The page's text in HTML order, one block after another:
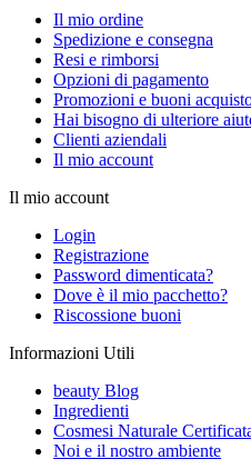
Il mio ordine
Spedizione e consegna
Resi e rimborsi
Opzioni di pagamento
Promozioni e buoni
Hai bisogno di ulteriore
Clienti aziendali
Il mio account
Il mio account
Login
Registrazione
Password dimenticata?
Dove è il mio pacchetto?
Riscossione buoni
Informazioni Utili
beauty Blog
Ingredienti
Cosmesi Naturale
Noi e il nostro ambiente